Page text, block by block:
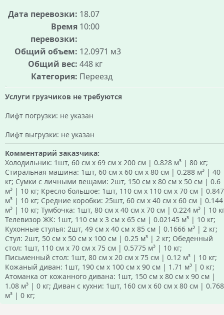
Дата перевозки: 18.07
Время
перевозки:
10:00
Общий объем: 12.0971 м3
Общий вес: 448 кг
Категория: Переезд
Услуги грузчиков не требуются
Лифт погрузки: не указан
Лифт выгрузки: не указан
Комментарий заказчика:
Холодильник: 1шт, 60 см х 69 см х 200 см | 0.828 м³ | 80 кг;
Стиральная машина: 1шт, 60 см х 60 см х 80 см | 0.288 м³ | 40
кг; Сумки с личными вещами: 2шт, 150 см х 80 см х 50 см | 0.6
м³ | 10 кг; Кресло большое: 1шт, 110 см х 110 см х 70 см | 0.847
м³ | 10 кг; Средние коробки: 25шт, 60 см х 40 см х 60 см | 0.144
м³ | 10 кг; Тумбочка: 1шт, 80 см х 40 см х 70 см | 0.224 м³ | 10
Телевизор ЖК: 1шт, 110 см х 3 см х 65 см | 0.02145 м³ | 10 кг;
Кухонные стулья: 2шт, 49 см х 40 см х 85 см | 0.1666 м³ | 2 кг;
Стул: 2шт, 50 см х 50 см х 100 см | 0.25 м³ | 2 кг; Обеденный
стол: 1шт, 110 см х 70 см х 75 см | 0.5775 м³ | 10 кг;
Письменный стол: 1шт, 80 см х 20 см х 75 см | 0.12 м³ | 10 кг;
Кожаный диван: 1шт, 190 см х 100 см х 90 см | 1.71 м³ | 0 кг;
Атоманка от кожанного дивана: 1шт, 150 см х 80 см х 90 см |
1.08 м³ | 0 кг; Диван с кухни: 1шт, 160 см х 60 см х 80 см | 0.768
м³ | 0 кг;